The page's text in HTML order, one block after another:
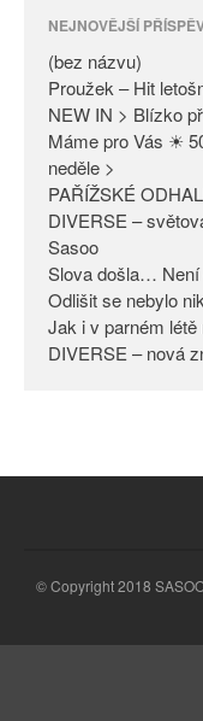
NEJNOVĚJŠÍ
(bez názvu)
Proužek – Hit
NEW IN > Blízko
Máme pro Vás ☀
neděle >
PAŘÍŽSKÉ
DIVERSE –
Sasoo
Slova došla…
Odlišit se nebylo
Jak i v parném
DIVERSE – nová
© Copyright 2018